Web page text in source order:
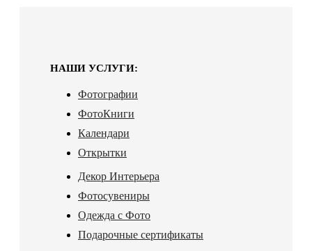
НАШИ УСЛУГИ:
Фотографии
ФотоКниги
Календари
Открытки
Декор Интерьера
Фотосувениры
Одежда с Фото
Подарочные сертификаты